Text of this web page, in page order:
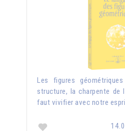
Les figures
structure, la charpente de
faut vivifier avec notre